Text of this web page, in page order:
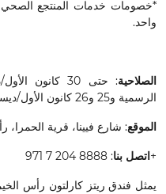
*خصومات خدمات المنتجع
واحد.
الصلاحية
الرسمية و25 و26 كانون الأول/ديسمبر 2024
الموقع: شارع فيينا، قرية الحمرا،
+اتصل بنا: 8888 204 7 971
يمثل فندق ريتز كارلتون رأس